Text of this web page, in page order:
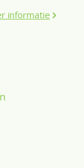
informatie